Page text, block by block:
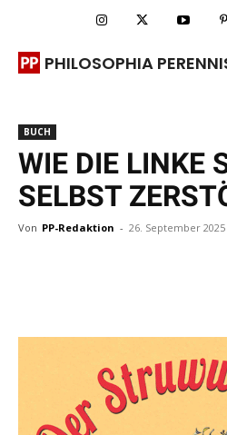
PHILOSOPHIA
BUCH
WIE DIE LINKE
SELBST
Von PP-Redaktion - 26. September 2025